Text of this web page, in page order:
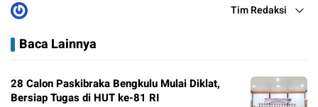
Tim Redaksi
Baca Lainnya
28 Calon Paskibraka Bengkulu Mulai Diklat,
Bersiap Tugas di HUT ke-81 RI